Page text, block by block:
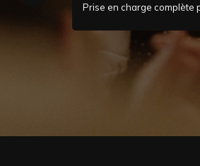
Prise en charge complète